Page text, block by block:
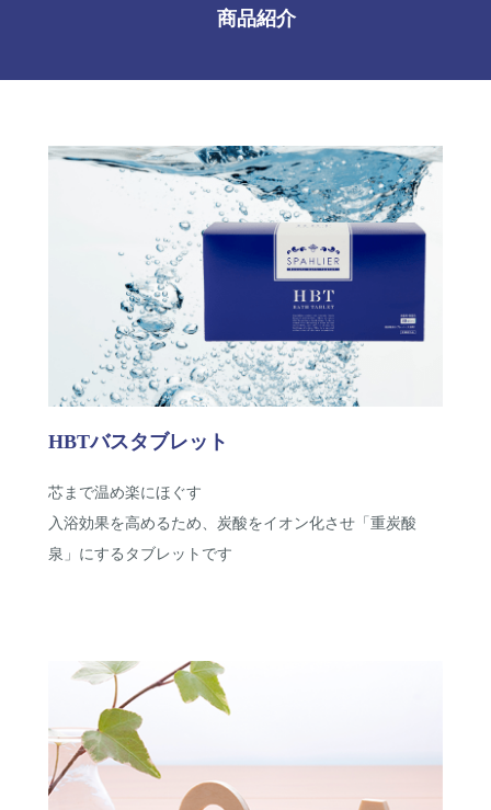
商品紹介
HBTバスタブレット
芯まで温め楽にほぐす
入浴効果を高めるため、炭酸をイオン化させ「重炭酸
泉」にするタブレットです